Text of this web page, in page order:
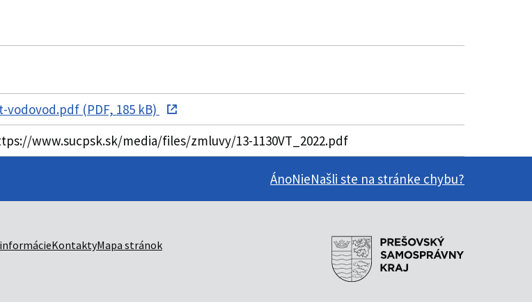
vodovod.pdf (PDF, 185 kB)
www.sucpsk.sk/media/files/zmluvy/13-1130VT_2022.pdf
ÁnoNieNašli ste na stránke chybu?
KontaktyMapa stránok